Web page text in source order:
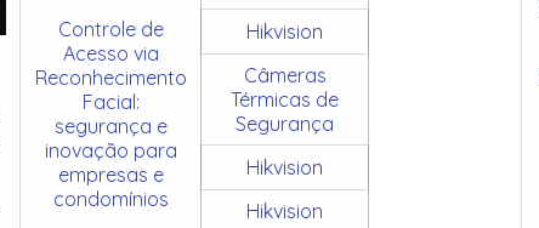
Controle de
Acesso via
Reconhecimento
Facial:
segurança e
inovação para
empresas e
condomínios
Hikvision
Câmeras
Térmicas de
Segurança
Hikvision
Hikvision